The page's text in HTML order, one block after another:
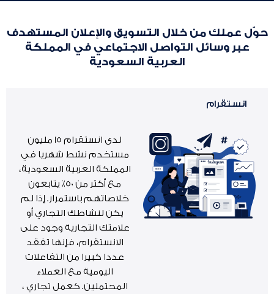
حوّل عملك من خلال التسويق والإعلان المستهدف
عبر وسائل التواصل الاجتماعي في المملكة
العربية السعودية
انستقرام
لدى انستقرام 15 مليون
مستخدم نشط شهريا في
المملكة العربية السعودية،
مع أكثر من 50٪ يتابعون
خلاصاتهم باستمرار. إذا لم
يكن لنشاطك التجاري أو
علامتك التجارية وجود على
الانستقرام، فإنها تفقد
عددا كبيرا من التفاعلات
اليومية مع العملاء
المحتملين. كعمل تجاري ،